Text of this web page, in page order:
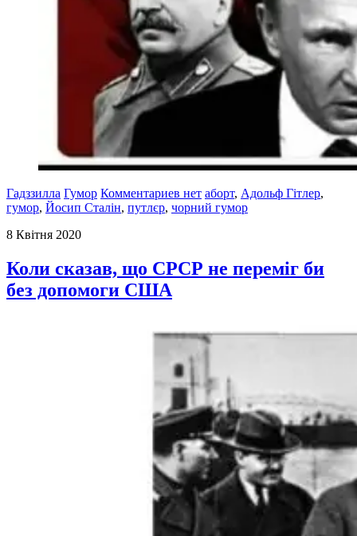
Гадззилла Гумор Комментариев нет аборт, Адольф Гітлер,
гумор, Йосип Сталін, путлєр, чорний гумор
8 Квітня 2020
Коли сказав, що СРСР не переміг би
без допомоги США